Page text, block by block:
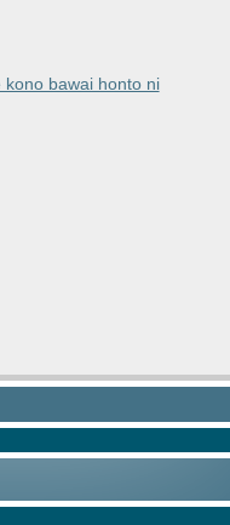
diminuer
bawai honto ni